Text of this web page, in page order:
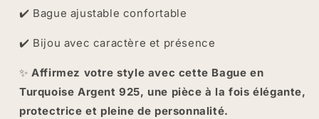
✔️ Bague ajustable confortable
✔️ Bijou avec caractère et présence
✨Affirmez votre style avec cette Bague en
Turquoise Argent 925, une pièce à la fois élégante,
protectrice et pleine de personnalité.